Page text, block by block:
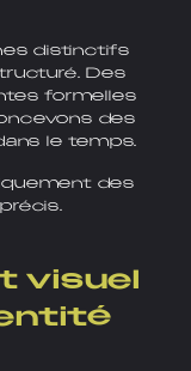
distinctifs
Des
formelles
des
le temps.
des
visuel